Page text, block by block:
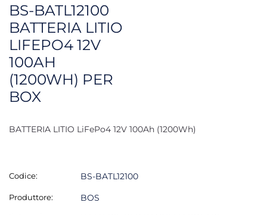
BS-BATL12100
BATTERIA LITIO
LIFEPO4 12V
100AH
(1200WH) PER
BOX
BATTERIA LITIO LiFePo4 12V 100Ah (1200Wh)
Codice: BS-BATL12100
Produttore: BOS